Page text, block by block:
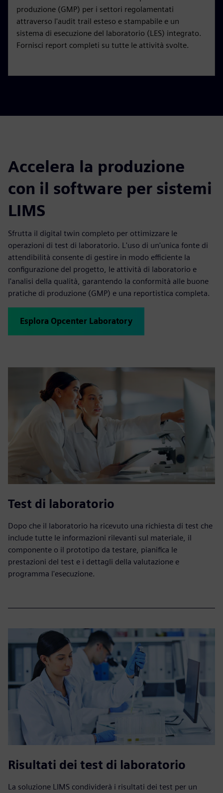
produzione (GMP) per i settori regolamentati
attraverso l'audit trail esteso e stampabile e un
sistema di esecuzione del laboratorio (LES) integrato.
Fornisci report completi su tutte le attività svolte.
Accelera la produzione
con il software per sistemi
LIMS
Sfrutta il digital twin completo per ottimizzare le
operazioni di test di laboratorio. L'uso di un'unica fonte di
attendibilità consente di gestire in modo efficiente la
configurazione del progetto, le attività di laboratorio e
l'analisi della qualità, garantendo la conformità alle buone
pratiche di produzione (GMP) e una reportistica completa.
Esplora Opcenter Laboratory
Test di laboratorio
Dopo che il laboratorio ha ricevuto una richiesta di test che
include tutte le informazioni rilevanti sul materiale, il
componente o il prototipo da testare, pianifica le
prestazioni del test e i dettagli della valutazione e
programma l'esecuzione.
Risultati dei test di laboratorio
La soluzione LIMS condividerà i risultati dei test per un